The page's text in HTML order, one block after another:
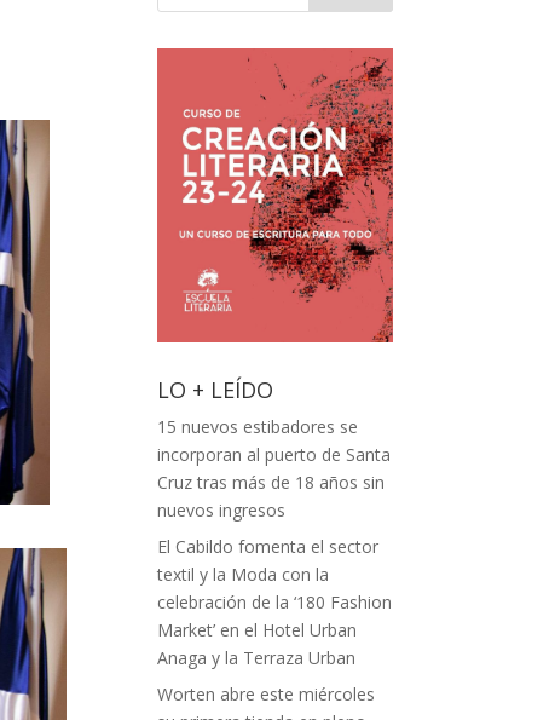
LO + LEÍDO
15 nuevos estibadores se
incorporan al puerto de Santa
Cruz tras más de 18 años sin
nuevos ingresos
El Cabildo fomenta el sector
textil y la Moda con la
celebración de la ‘180 Fashion
Market’ en el Hotel Urban
Anaga y la Terraza Urban
Worten abre este miércoles